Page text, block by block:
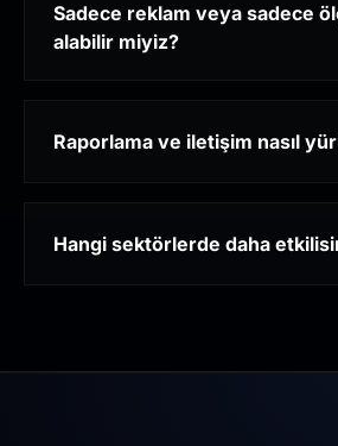
Sadece reklam veya sadece
alabilir miyiz?
Raporlama ve iletişim nasıl
Hangi sektörlerde daha